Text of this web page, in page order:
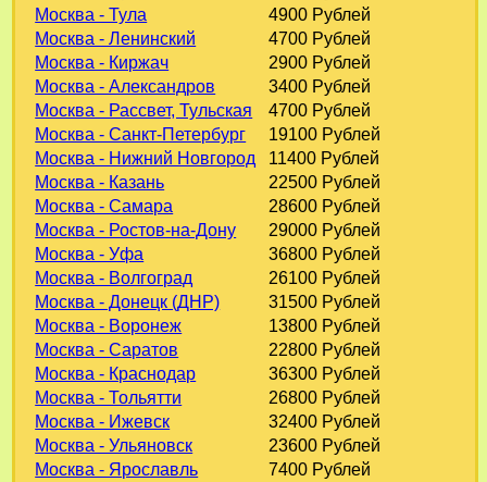
Москва - Тула
4900 Рублей
Москва - Ленинский
4700 Рублей
Москва - Киржач
2900 Рублей
Москва - Александров
3400 Рублей
Москва - Рассвет, Тульская
4700 Рублей
Москва - Санкт-Петербург
19100 Рублей
Москва - Нижний Новгород
11400 Рублей
Москва - Казань
22500 Рублей
Москва - Самара
28600 Рублей
Москва - Ростов-на-Дону
29000 Рублей
Москва - Уфа
36800 Рублей
Москва - Волгоград
26100 Рублей
Москва - Донецк (ДНР)
31500 Рублей
Москва - Воронеж
13800 Рублей
Москва - Саратов
22800 Рублей
Москва - Краснодар
36300 Рублей
Москва - Тольятти
26800 Рублей
Москва - Ижевск
32400 Рублей
Москва - Ульяновск
23600 Рублей
Москва - Ярославль
7400 Рублей